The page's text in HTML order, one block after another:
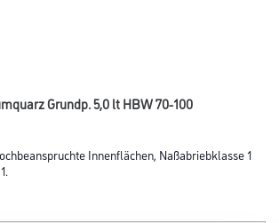
Grundp. 5,0 lt HBW 70-100
Innenflächen, Naßabriebklasse 1